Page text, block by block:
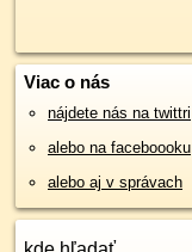
Viac o nás
nájdete nás na twittri
alebo na faceboooku
alebo aj v správach